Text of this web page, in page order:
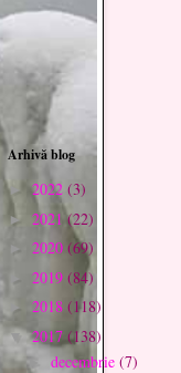
Arhivă blog
►2022 (3)
► 2021(22)
► 2020 (69)
► 2019 (84)
► 2018 (118)
▼2017 (138)
► decembrie (7)